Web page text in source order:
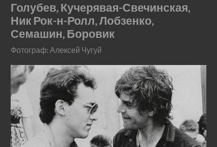
Голубев, Кучерявая-Свечинская,
Ник Рок-н-Ролл, Лобзенко,
Семашин, Боровик
Фотограф: Алексей Чугуй